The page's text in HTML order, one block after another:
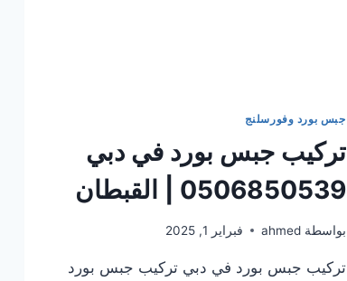
جبس بورد وفورسلنج
تركيب جبس بورد في دبي
0506850539 | القبطان
بواسطة ahmed فبراير 1, 2025
تركيب جبس بورد في دبي تركيب جبس بورد